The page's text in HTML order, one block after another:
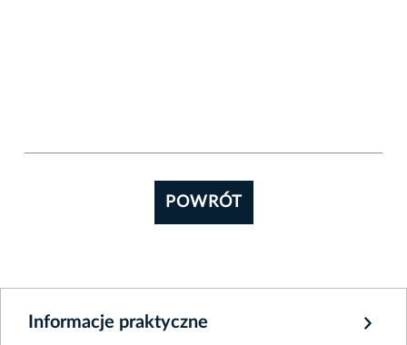
POWRÓT
Informacje praktyczne